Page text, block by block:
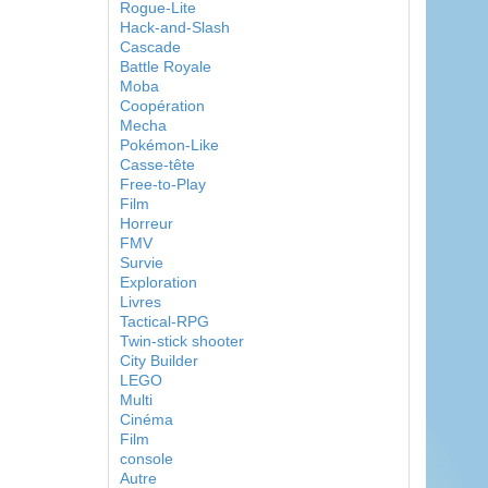
Rogue-Lite
Hack-and-Slash
Cascade
Battle Royale
Moba
Coopération
Mecha
Pokémon-Like
Casse-tête
Free-to-Play
Film
Horreur
FMV
Survie
Exploration
Livres
Tactical-RPG
Twin-stick shooter
City Builder
LEGO
Multi
Cinéma
Film
console
Autre